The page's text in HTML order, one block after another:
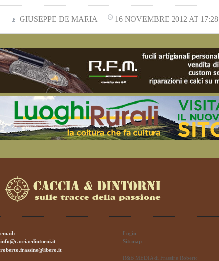
GIUSEPPE DE MARIA 16 NOVEMBRE 2012 AT 17:28
email:
info@cacciaedintorni.it
roberto.frassine@libero.it
Login
Sitemap
R&B MEDIA di Frassine Roberto